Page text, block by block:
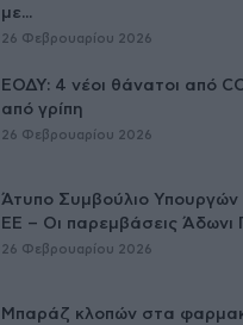
με...
26 Φεβρουαρίου 2026
ΕΟΔΥ: 4 νέοι θάνατοι από
από γρίπη
26 Φεβρουαρίου 2026
Άτυπο Συμβούλιο Υπουργών
ΕE – Οι παρεμβάσεις Άδωνι
26 Φεβρουαρίου 2026
Μπαράζ κλοπών στα